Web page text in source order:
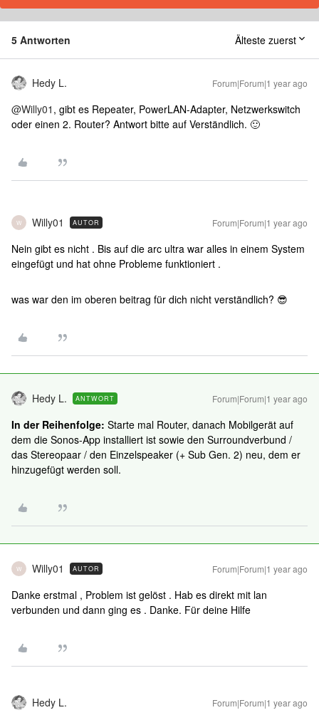
5 Antworten Älteste zuerst
Hedy L. Forum|Forum|1 year ago
@Willy01 , gibt es Repeater, PowerLAN-Adapter, Netzwerkswitch
oder einen 2. Router? Antwort bitte auf Verständlich. 🙂
W Willy01 AUTOR Forum|Forum|1 year ago
Nein gibt es nicht . Bis auf die arc ultra war alles in einem System
eingefügt und hat ohne Probleme funktioniert .
was war den im oberen beitrag für dich nicht verständlich? 😎
Hedy L. ANTWORT Forum|Forum|1 year ago
In der Reihenfolge: Starte mal Router, danach Mobilgerät auf
dem die Sonos-App installiert ist sowie den Surroundverbund /
das Stereopaar / den Einzelspeaker (+ Sub Gen. 2) neu, dem er
hinzugefügt werden soll.
W Willy01 AUTOR Forum|Forum|1 year ago
Danke erstmal , Problem ist gelöst . Hab es direkt mit lan
verbunden und dann ging es . Danke. Für deine Hilfe
Hedy L. Forum|Forum|1 year ago